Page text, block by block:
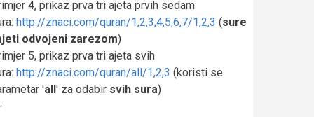
4, prikaz prva tri ajeta prvih sedam
http://znaci.com/quran/1,2,3,4,5,6,7/1,2,3 (sure
odvojeni zarezom)
5, prikaz prva tri ajeta svih
http://znaci.com/quran/all/1,2,3 (koristi se
'all' za odabir svih sura)